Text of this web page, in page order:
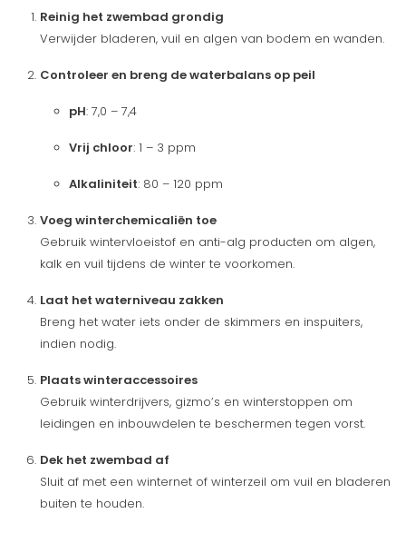
Reinig het zwembad grondig
Verwijder bladeren, vuil en algen van bodem en wanden.
Controleer en breng de waterbalans op peil
pH: 7,0 – 7,4
Vrij chloor: 1 – 3 ppm
Alkaliniteit: 80 – 120 ppm
Voeg winterchemicaliën toe
Gebruik wintervloeistof en anti-alg producten om algen,
kalk en vuil tijdens de winter te voorkomen.
Laat het waterniveau zakken
Breng het water iets onder de skimmers en inspuiters,
indien nodig.
Plaats winteraccessoires
Gebruik winterdrijvers, gizmo’s en winterstoppen om
leidingen en inbouwdelen te beschermen tegen vorst.
Dek het zwembad af
Sluit af met een winternet of winterzeil om vuil en bladeren
buiten te houden.